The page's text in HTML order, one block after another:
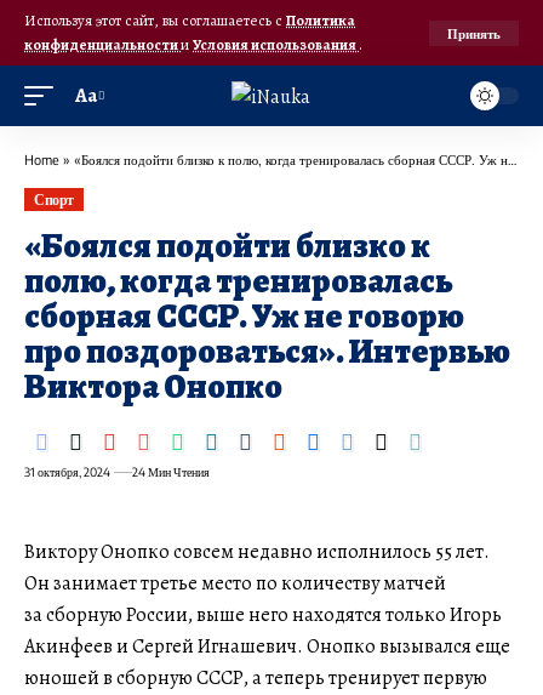
Используя этот сайт, вы соглашаетесь с Политика
конфиденциальностииУсловия использования.
Принять
Аа
Home » «Боялся подойти близко к полю, когда тренировалась сборная СССР. Уж не говорю про поздороваться». Интервью Виктора Онопко
Спорт
«Боялся подойти близко к
полю, когда тренировалась
сборная СССР. Уж не говорю
про поздороваться». Интервью
Виктора Онопко
31 октября, 2024 24 Мин Чтения
Виктору Онопко совсем недавно исполнилось 55 лет.
Он занимает третье место по количеству матчей
за сборную России, выше него находятся только Игорь
Акинфеев и Сергей Игнашевич. Онопко вызывался еще
юношей в сборную СССР, а теперь тренирует первую